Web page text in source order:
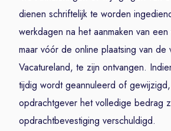
dienen schriftelijk te worden
werkdagen na het aanmaken van
maar vóór de online plaatsing van de
Vacatureland, te zijn ontvangen.
tijdig wordt geannuleerd of
opdrachtgever het volledige bedrag
opdrachtbevestiging verschuldigd.